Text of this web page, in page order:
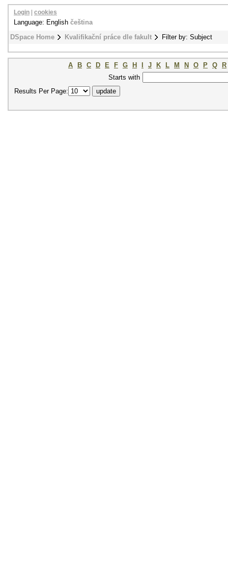
DSpace Home Kvalifikační práce dle fakult Filter by: Subject
Login cookies
Language: English čeština
A B C D E F G H J K L M N O P Q
R
Starts with
Results Per Page: